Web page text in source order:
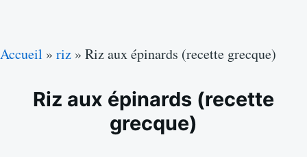
Accueil » riz » Riz aux épinards (recette grecque)
Riz aux épinards (recette
grecque)